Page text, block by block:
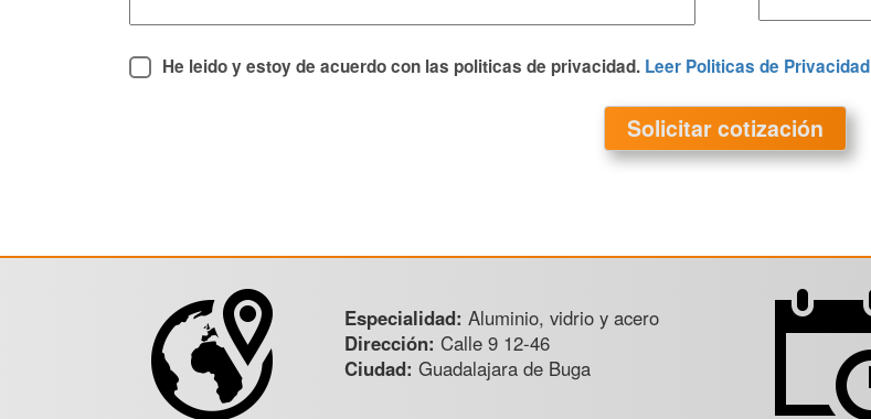
He leido y estoy de acuerdo con las politicas de privacidad. Leer Politicas de Privacidad
Especialidad: Aluminio, vidrio y acero
Dirección: Calle 9 12-46
Ciudad: Guadalajara de Buga